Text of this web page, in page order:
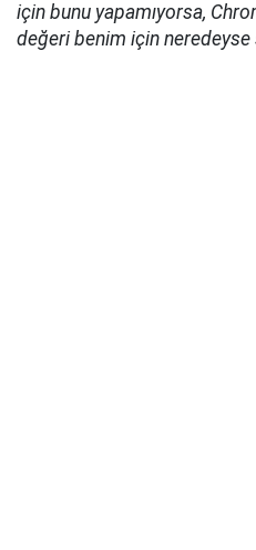
için bunu yapamıyorsa,
değeri benim için neredeyse